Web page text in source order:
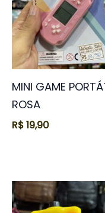
MINI GAME
ROSA
R$19,90